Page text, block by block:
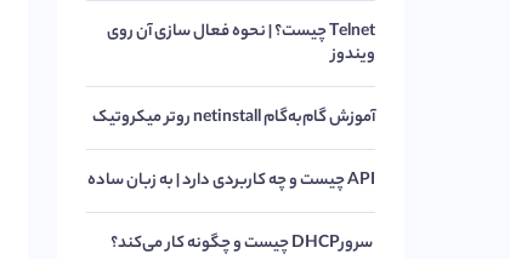
Telnet چیست؟ | نحوه فعال سازی آن روی
ویندوز
آموزش گام‌به‌گام netinstall روتر میکروتیک
API چیست و چه کاربردی دارد | به زبان ساده
سرورDHCP چیست و چگونه کار می‌کند؟